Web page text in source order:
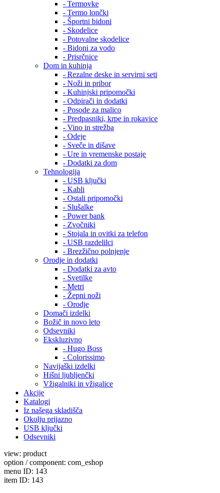
- Termovke
- Termo lončki
- Športni bidoni
- Skodelice
- Potovalne skodelice
- Bidoni za vodo
- Prisrčnice
Dom in kuhinja
- Rezalne deske in servirni seti
- Noži in pribor
- Kuhinjski pripomočki
- Odpirači in dodatki
- Posode za malico
- Predpasniki, krpe in rokavice
- Vino in strežba
- Odeje
- Sveče in dišave
- Ure in vremenske postaje
- Dodatki za dom
Tehnologija
- USB ključki
- Kabli
- Ostali pripomočki
- Slušalke
- Power bank
- Zvočniki
- Stojala in ovitki za telefon
- USB razdelilci
- Brezžično polnjenje
Orodje in dodatki
- Dodatki za avto
- Svetilke
- Metri
- Žepni noži
- Orodje
Domači izdelki
Božič in novo leto
Odsevniki
Ekskluzivno
- Hugo Boss
- Colorissimo
Navijaški izdelki
Hišni ljubljenčki
Vžigalniki in vžigalice
Akcije
Katalogi
Iz našega skladišča
Okolju prijazno
USB ključki
Odsevniki
view: product
option / component: com_eshop
menu ID: 143
item ID: 143